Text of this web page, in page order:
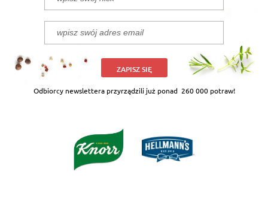
ZAPISZ SIĘ
Odbiorcy newslettera przyrządzili już ponad 260 000 potraw!